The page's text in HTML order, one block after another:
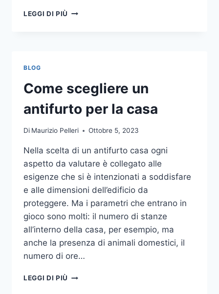
LEGGI DI PIÙ VUOI
A
UNA
TIPOGRAFIA
ECCO
SCEGLIERE
BLOG
Come scegliere un
antifurto per la casa
Di Maurizio Pelleri Ottobre 5, 2023
Nella scelta di un antifurto casa ogni
aspetto da valutare è collegato alle
esigenze che si è intenzionati a soddisfare
e alle dimensioni dell’edificio da
proteggere. Ma i parametri che entrano in
gioco sono molti: il numero di stanze
all’interno della casa, per esempio, ma
anche la presenza di animali domestici, il
numero di ore…
LEGGI DI PIÙ COME